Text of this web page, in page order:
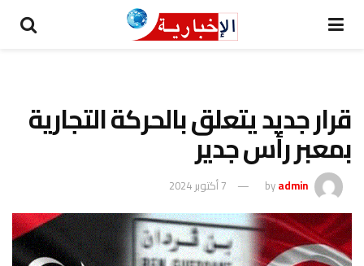
قرار جديد يتعلق بالحركة التجارية
بمعبر رأس جدير
byadmin 7 أكتوبر 2024